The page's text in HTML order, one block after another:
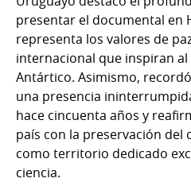
presentar el documental en
representa los valores de
internacional que inspiran
Antártico. Asimismo,
una presencia
hace cincuenta años y
país con la preservación
como territorio dedicado
ciencia.